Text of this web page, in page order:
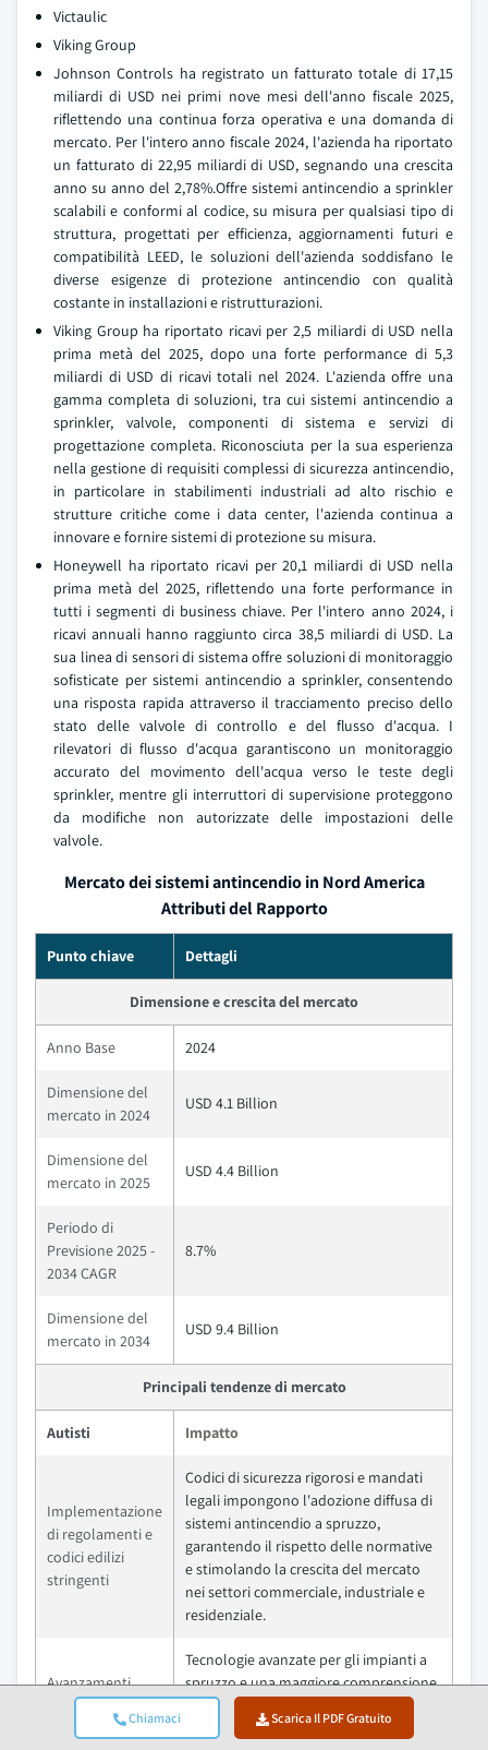
Chiamaci Scarica Il PDF Gratuito
Victaulic
Viking Group
Johnson Controls ha registrato un fatturato totale di 17,15
miliardi di USD nei primi nove mesi dell'anno fiscale 2025,
riflettendo una continua forza operativa e una domanda di
mercato. Per l'intero anno fiscale 2024, l'azienda ha riportato
un fatturato di 22,95 miliardi di USD, segnando una crescita
anno su anno del 2,78%.Offre sistemi antincendio a sprinkler
scalabili e conformi al codice, su misura per qualsiasi tipo di
struttura, progettati per efficienza, aggiornamenti futuri e
compatibilità LEED, le soluzioni dell'azienda soddisfano le
diverse esigenze di protezione antincendio con qualità
costante in installazioni e ristrutturazioni.
Viking Group ha riportato ricavi per 2,5 miliardi di USD nella
prima metà del 2025, dopo una forte performance di 5,3
miliardi di USD di ricavi totali nel 2024. L'azienda offre una
gamma completa di soluzioni, tra cui sistemi antincendio a
sprinkler, valvole, componenti di sistema e servizi di
progettazione completa. Riconosciuta per la sua esperienza
nella gestione di requisiti complessi di sicurezza antincendio,
in particolare in stabilimenti industriali ad alto rischio e
strutture critiche come i data center, l'azienda continua a
innovare e fornire sistemi di protezione su misura.
Honeywell ha riportato ricavi per 20,1 miliardi di USD nella
prima metà del 2025, riflettendo una forte performance in
tutti i segmenti di business chiave. Per l'intero anno 2024, i
ricavi annuali hanno raggiunto circa 38,5 miliardi di USD. La
sua linea di sensori di sistema offre soluzioni di monitoraggio
sofisticate per sistemi antincendio a sprinkler, consentendo
una risposta rapida attraverso il tracciamento preciso dello
stato delle valvole di controllo e del flusso d'acqua. I
rilevatori di flusso d'acqua garantiscono un monitoraggio
accurato del movimento dell'acqua verso le teste degli
sprinkler, mentre gli interruttori di supervisione proteggono
da modifiche non autorizzate delle impostazioni delle
valvole.
Mercato dei sistemi antincendio in Nord America
Attributi del Rapporto
Punto chiave Dettagli
Dimensione e crescita del mercato
Anno Base 2024
Dimensione del
mercato in 2024
USD 4.1 Billion
Dimensione del
mercato in 2025
USD 4.4 Billion
Periodo di
Previsione 2025 -
2034 CAGR
8.7%
Dimensione del
mercato in 2034
USD 9.4 Billion
Principali tendenze di mercato
Autisti Impatto
Implementazione
di regolamenti e
codici edilizi
stringenti
Codici di sicurezza rigorosi e mandati
legali impongono l'adozione diffusa di
sistemi antincendio a spruzzo,
garantendo il rispetto delle normative
e stimolando la crescita del mercato
nei settori commerciale, industriale e
residenziale.
Avanzamenti
tecnologici e
Tecnologie avanzate per gli impianti a
spruzzo e una maggiore comprensione
pubblica dei rischi di incendio
aumentano la domanda di sistemi